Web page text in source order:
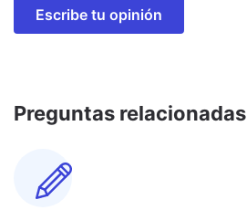
Escribe tu opinión
Preguntas relacionadas